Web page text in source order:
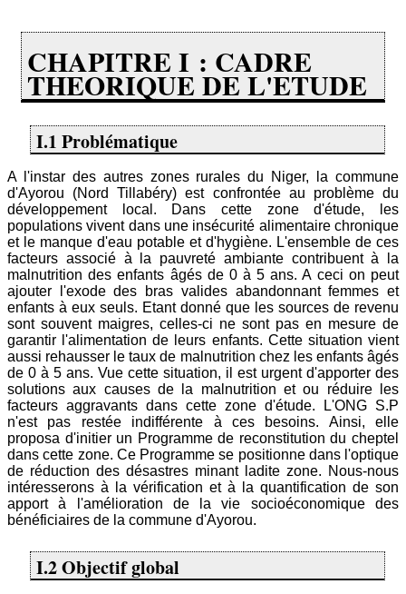
CHAPITRE I : CADRE
THEORIQUE DE L'ETUDE
I.1 Problématique
A l'instar des autres zones rurales du Niger, la commune
d'Ayorou (Nord Tillabéry) est confrontée au problème du
développement local. Dans cette zone d'étude, les
populations vivent dans une insécurité alimentaire chronique
et le manque d'eau potable et d'hygiène. L'ensemble de ces
facteurs associé à la pauvreté ambiante contribuent à la
malnutrition des enfants âgés de 0 à 5 ans. A ceci on peut
ajouter l'exode des bras valides abandonnant femmes et
enfants à eux seuls. Etant donné que les sources de revenu
sont souvent maigres, celles-ci ne sont pas en mesure de
garantir l'alimentation de leurs enfants. Cette situation vient
aussi rehausser le taux de malnutrition chez les enfants âgés
de 0 à 5 ans. Vue cette situation, il est urgent d'apporter des
solutions aux causes de la malnutrition et ou réduire les
facteurs aggravants dans cette zone d'étude. L'ONG S.P
n'est pas restée indifférente à ces besoins. Ainsi, elle
proposa d'initier un Programme de reconstitution du cheptel
dans cette zone. Ce Programme se positionne dans l'optique
de réduction des désastres minant ladite zone. Nous-nous
intéresserons à la vérification et à la quantification de son
apport à l'amélioration de la vie socioéconomique des
bénéficiaires de la commune d'Ayorou.
I.2 Objectif global